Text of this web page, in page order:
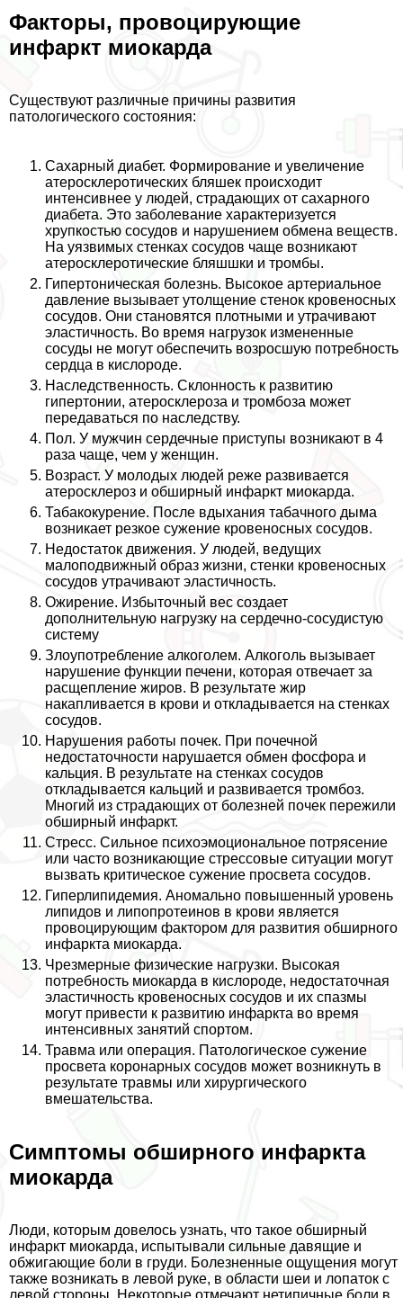
Факторы, провоцирующие
инфаркт миокарда
Существуют различные причины развития
патологического состояния:
Сахарный диабет. Формирование и увеличение
атеросклеротических бляшек происходит
интенсивнее у людей, страдающих от сахарного
диабета. Это заболевание хаpaктеризуется
хрупкостью сосудов и нарушением обмена веществ.
На уязвимых стенках сосудов чаще возникают
атеросклеротические бляшшки и тромбы.
Гипертоническая болезнь. Высокое артериальное
давление вызывает утолщение стенок кровеносных
сосудов. Они становятся плотными и утрачивают
эластичность. Во время нагрузок измененные
сосуды не могут обеспечить возросшую потребность
сердца в кислороде.
Наследственность. Склонность к развитию
гипертонии, атеросклероза и тромбоза может
передаваться по наследству.
Пол. У мужчин сердечные приступы возникают в 4
раза чаще, чем у женщин.
Возраст. У молодых людей реже развивается
атеросклероз и обширный инфаркт миокарда.
Табакокурение. После вдыхания табачного дыма
возникает резкое сужение кровеносных сосудов.
Недостаток движения. У людей, ведущих
малоподвижный образ жизни, стенки кровеносных
сосудов утрачивают эластичность.
Ожирение. Избыточный вес создает
дополнительную нагрузку на сердечно-сосудистую
систему
Злоупотрeбление алкоголем. Алкоголь вызывает
нарушение функции печени, которая отвечает за
расщепление жиров. В результате жир
накапливается в крови и откладывается на стенках
сосудов.
Нарушения работы почек. При почечной
недостаточности нарушается обмен фосфора и
кальция. В результате на стенках сосудов
откладывается кальций и развивается тромбоз.
Многий из страдающих от болезней почек пережили
обширный инфаркт.
Стресс. Сильное психоэмоциональное потрясение
или часто возникающие стрессовые ситуации могут
вызвать критическое сужение просвета сосудов.
Гиперлипидемия. Аномально повышенный уровень
липидов и липопротеинов в крови является
провоцирующим фактором для развития обширного
инфаркта миокарда.
Чрезмерные физические нагрузки. Высокая
потребность миокарда в кислороде, недостаточная
эластичность кровеносных сосудов и их спазмы
могут привести к развитию инфаркта во время
интенсивных занятий спортом.
Травма или операция. Патологическое сужение
просвета коронарных сосудов может возникнуть в
результате травмы или хирургического
вмешательства.
Симптомы обширного инфаркта
миокарда
Люди, которым довелось узнать, что такое обширный
инфаркт миокарда, испытывали сильные давящие и
обжигающие боли в гpyди. Болезненные ощущения могут
также возникать в левой руке, в области шеи и лопаток с